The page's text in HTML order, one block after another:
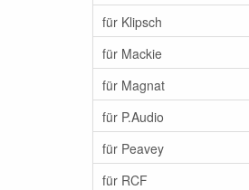
für Klipsch
für Mackie
für Magnat
für P.Audio
für Peavey
für RCF